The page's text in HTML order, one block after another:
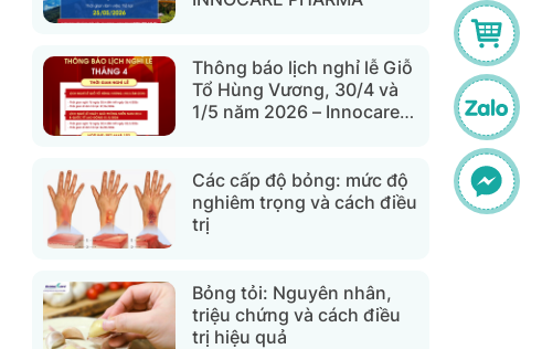
Thông báo lịch nghỉ lễ Giỗ
Tổ Hùng Vương, 30/4 và
1/5 năm 2026 – Innocare
Các cấp độ bỏng: mức độ
nghiêm trọng và cách điều
trị
Bỏng tỏi: Nguyên nhân,
triệu chứng và cách điều
trị hiệu quả